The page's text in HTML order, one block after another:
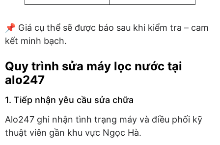
📌 Giá cụ thể sẽ được báo sau khi kiểm tra – cam
kết minh bạch.
Quy trình sửa máy lọc nước tại
alo247
1. Tiếp nhận yêu cầu sửa chữa
Alo247 ghi nhận tình trạng máy và điều phối kỹ
thuật viên gần khu vực Ngọc Hà.